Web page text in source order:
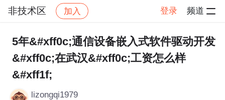
非技术区 加入 登录 频道
社区 非技术区 帖子详情
5年&#xff0c;通信设备嵌入式软件驱动开发
&#xff0c;在武汉&#xff0c;工资怎么样
&#xff1f;
lizongqi1979